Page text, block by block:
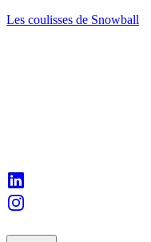
Les coulisses de Snowball